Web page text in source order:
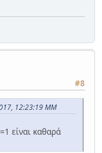
#8
12:23:19 ΜΜ
είναι καθαρά